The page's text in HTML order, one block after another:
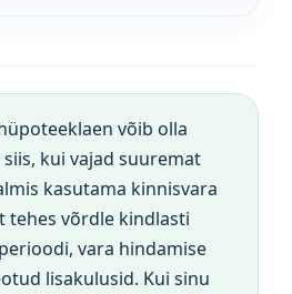
võib olla
kui vajad suuremat
kasutama kinnisvara
tehes võrdle kindlasti
vara hindamise
lisakulusid. Kui sinu